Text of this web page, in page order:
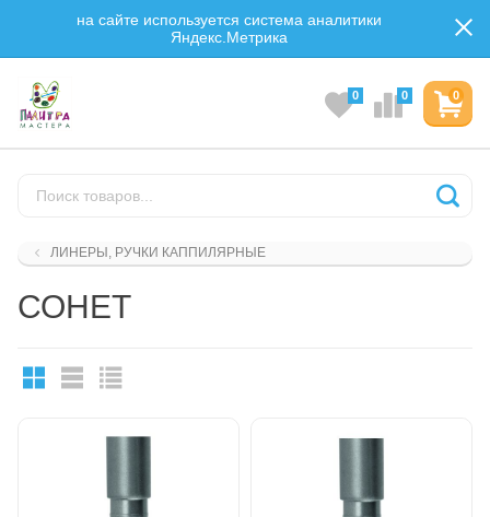
на сайте используется система аналитики
Яндекс.Метрика
0
0 0
ЛИНЕРЫ, РУЧКИ КАППИЛЯРНЫЕ
СОНЕТ